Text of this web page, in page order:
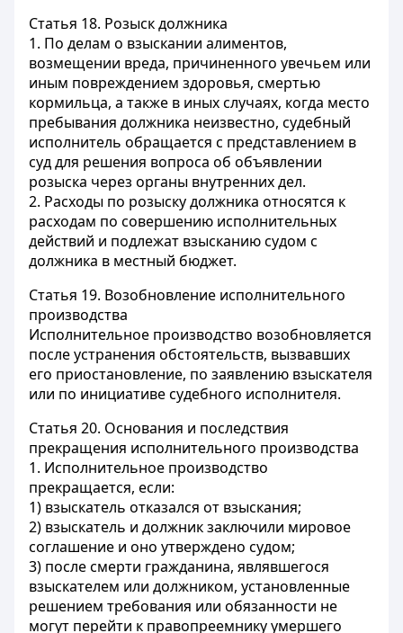
Статья 18. Розыск должника
1. По делам о взыскании алиментов,
возмещении вреда, причиненного увечьем или
иным повреждением здоровья, смертью
кормильца, а также в иных случаях, когда место
пребывания должника неизвестно, судебный
исполнитель обращается с представлением в
суд для решения вопроса об объявлении
розыска через органы внутренних дел.
2. Расходы по розыску должника относятся к
расходам по совершению исполнительных
действий и подлежат взысканию судом с
должника в местный бюджет.
Статья 19. Возобновление исполнительного
производства
Исполнительное производство возобновляется
после устранения обстоятельств, вызвавших
его приостановление, по заявлению взыскателя
или по инициативе судебного исполнителя.
Статья 20. Основания и последствия
прекращения исполнительного производства
1. Исполнительное производство
прекращается, если:
1) взыскатель отказался от взыскания;
2) взыскатель и должник заключили мировое
соглашение и оно утверждено судом;
3) после смерти гражданина, являвшегося
взыскателем или должником, установленные
решением требования или обязанности не
могут перейти к правопреемнику умершего